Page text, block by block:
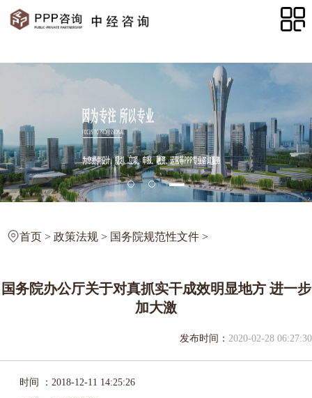
首页 > 政策法规 > 国务院规范性文件 >
国务院办公厅关于对真抓实干成效明显地方 进一步
加大激
发布时间： 2020-02-28 06:27:30
时间 ：2018-12-11 14:25:26